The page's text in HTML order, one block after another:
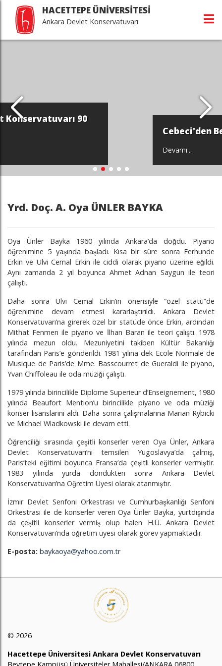
HACETTEPE ÜNİVERSİTESİ
Ankara Devlet Konservatuvarı
Yrd. Doç. A. Oya ÜNLER BAYKA
Oya Ünler Bayka 1960 yılında Ankara’da doğdu. Piyano
öğrenimine 5 yaşında başladı. Kısa bir süre sonra Ferhunde
Erkin ve Ulvi Cemal Erkin ile ciddi olarak piyano üzerine eğildi.
Aynı zamanda 2 yıl boyunca Ahmet Adnan Saygun ile teori
çalıştı.
Daha sonra Ulvi Cemal Erkin’in önerisiyle “özel statü”de
öğrenimine devam etmesi kararlaştırıldı. Ankara Devlet
Konservatuvarı’na girerek özel bir statüde önce Erkin, ardından
Mithat Fenmen ile piyano ve İlhan Baran ile teori çalıştı. 1978
yılında mezun oldu. Mezuniyetini takiben Kültür Bakanlığı
tarafından Paris’e gönderildi. 1981 yılına dek Ecole Normale de
Musique de Paris’de Mme. Basscourret de Gueraldi ile piyano,
Yvan Chiffoleau ile oda müziği çalıştı.
1979 yılında birincilikle Diplome Superieur d’Enseignement, 1980
yılında Beaufort Mention’u birincilikle piyano ve oda müziği
konser lisanslarını aldı. Daha sonra çalışmalarına Marian Rybicki
ve Michael Wladkowski ile devam etti.
Öğrenciliği sırasında çeşitli konserler veren Oya Ünler, Ankara
Devlet Konservatuvarı’nı temsilen Yugoslavya’da çalmış,
Paris’teki eğitimi boyunca Fransa’da çeşitli konserler vermiştir.
1983 yılında yurda döndükten sonra Ankara Devlet
Konservatuvarı’na Öğretim Üyesi olarak atanmıştır.
İzmir Devlet Senfoni Orkestrası ve Cumhurbaşkanlığı Senfoni
Orkestrası ile de konserler veren Oya Ünler Bayka, yurtdışında
da çeşitli konserler vermiş olup halen H.Ü. Ankara Devlet
Konservatuvarı’nda öğretim üyesi olarak görev yapmaktadır.
E-posta: baykaoya@yahoo.com.tr
© 2026
Hacettepe Üniversitesi Ankara Devlet Konservatuvarı